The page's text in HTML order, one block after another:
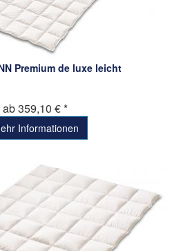
Premium de luxe leicht
ab 359,10 € *
Informationen